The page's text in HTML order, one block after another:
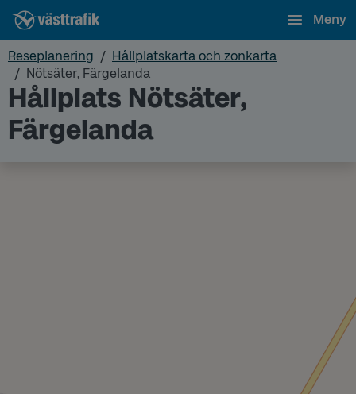
Meny
Reseplanering
Hållplatskarta och zonkarta
Nötsäter, Färgelanda
Hållplats Nötsäter,
Färgelanda